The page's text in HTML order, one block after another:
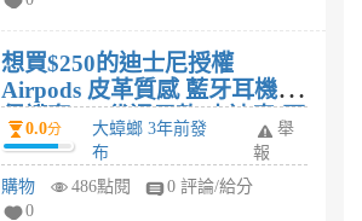
想買$250的迪士尼授權
Airpods 皮革質感 藍牙耳機盒
保護套 1/2代通用款(史迪奇)耳
機，你有過的評價如何?
0.0分
大蟑螂 3年前發
布
舉
報
購物
486點閱
0 評論/給分
0